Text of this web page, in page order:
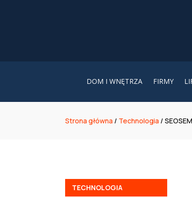
DOM I WNĘTRZA FIRMY
Strona główna / Technologia /
TECHNOLOGIA